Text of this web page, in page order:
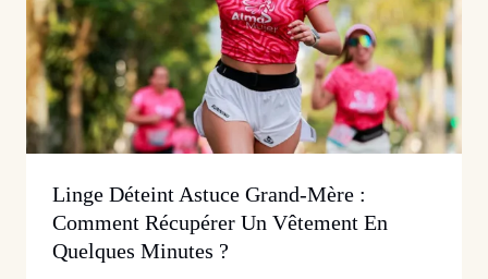
Linge Déteint Astuce Grand-Mère :
Comment Récupérer Un Vêtement En
Quelques Minutes ?